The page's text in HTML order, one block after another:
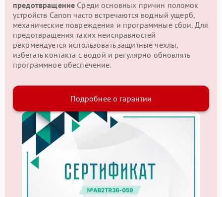
предотвращение Среди основных причин поломок
устройств Canon часто встречаются водный ущерб,
механические повреждения и программные сбои. Для
предотвращения таких неисправностей
рекомендуется использовать защитные чехлы,
избегать контакта с водой и регулярно обновлять
программное обеспечение.
Подробнее о гарантии